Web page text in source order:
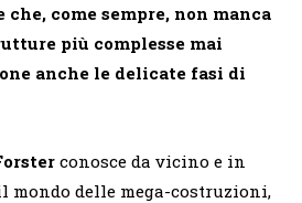
come sempre, non manca
più complesse mai
anche le delicate fasi di
conosce da vicino e in
mondo delle mega-costruzioni,